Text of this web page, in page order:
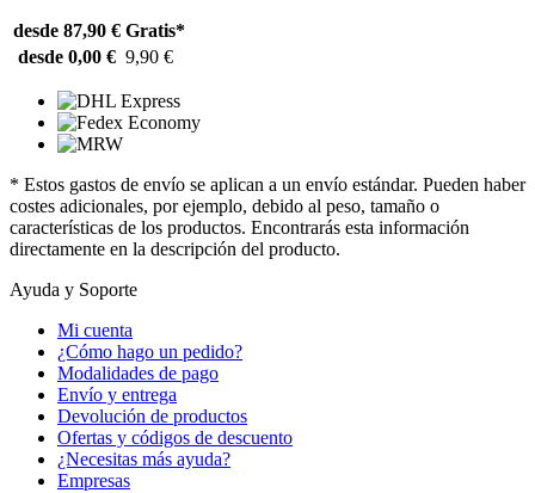
desde 87,90 € Gratis*
desde 0,00 € 9,90 €
* Estos gastos de envío se aplican a un envío estándar. Pueden haber
costes adicionales, por ejemplo, debido al peso, tamaño o
características de los productos. Encontrarás esta información
directamente en la descripción del producto.
Ayuda y Soporte
Mi cuenta
¿Cómo hago un pedido?
Modalidades de pago
Envío y entrega
Devolución de productos
Ofertas y códigos de descuento
¿Necesitas más ayuda?
Empresas